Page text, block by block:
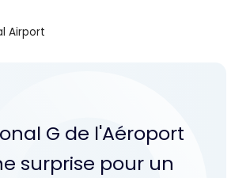
Airport
G de l'Aéroport
surprise pour un